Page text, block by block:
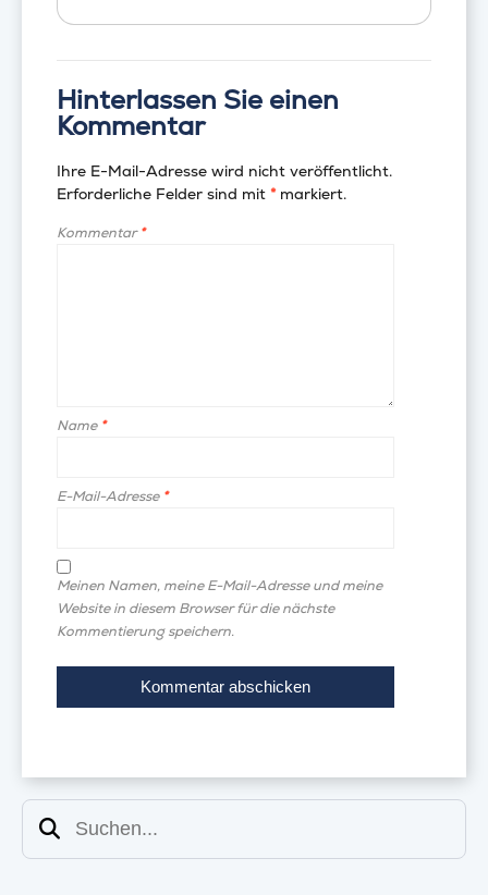
Hinterlassen Sie einen
Kommentar
Ihre E-Mail-Adresse wird nicht veröffentlicht.
Erforderliche Felder sind mit *markiert.
Kommentar*
Name *
E-Mail-Adresse *
Meinen Namen, meine E-Mail-Adresse und meine
Website in diesem Browser für die nächste
Kommentierung speichern.
Suchen